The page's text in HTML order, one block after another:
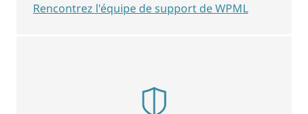
Rencontrez l'équipe de support de WPML